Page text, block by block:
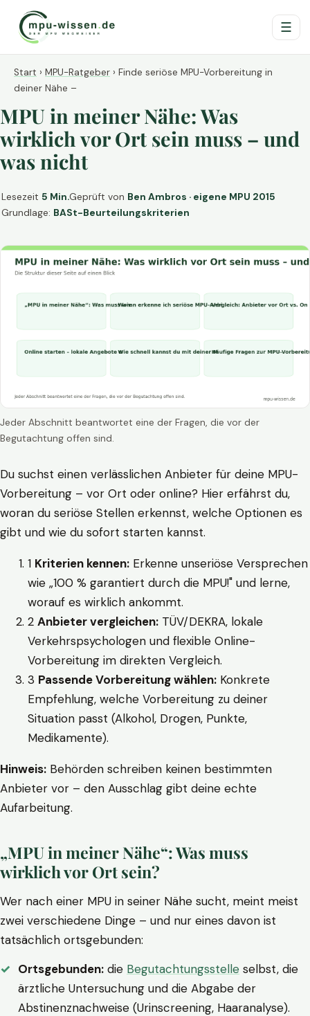
☰
Start › MPU-Ratgeber › Finde seriöse MPU-Vorbereitung in
deiner Nähe –
MPU in meiner Nähe: Was
wirklich vor Ort sein muss – und
was nicht
Lesezeit 5 Min.Geprüft von Ben Ambros · eigene MPU 2015
Grundlage: BASt-Beurteilungskriterien
Jeder Abschnitt beantwortet eine der Fragen, die vor der
Begutachtung offen sind.
Du suchst einen verlässlichen Anbieter für deine MPU-
Vorbereitung – vor Ort oder online? Hier erfährst du,
woran du seriöse Stellen erkennst, welche Optionen es
gibt und wie du sofort starten kannst.
1 Kriterien kennen: Erkenne unseriöse Versprechen
wie „100 % garantiert durch die MPU!" und lerne,
worauf es wirklich ankommt.
2 Anbieter vergleichen: TÜV/DEKRA, lokale
Verkehrspsychologen und flexible Online-
Vorbereitung im direkten Vergleich.
3 Passende Vorbereitung wählen: Konkrete
Empfehlung, welche Vorbereitung zu deiner
Situation passt (Alkohol, Drogen, Punkte,
Medikamente).
Hinweis: Behörden schreiben keinen bestimmten
Anbieter vor – den Ausschlag gibt deine echte
Aufarbeitung.
„MPU in meiner Nähe“: Was muss
wirklich vor Ort sein?
Wer nach einer MPU in seiner Nähe sucht, meint meist
zwei verschiedene Dinge – und nur eines davon ist
tatsächlich ortsgebunden:
Ortsgebunden: die Begutachtungsstelle selbst, die
ärztliche Untersuchung und die Abgabe der
Abstinenznachweise (Urinscreening, Haaranalyse).